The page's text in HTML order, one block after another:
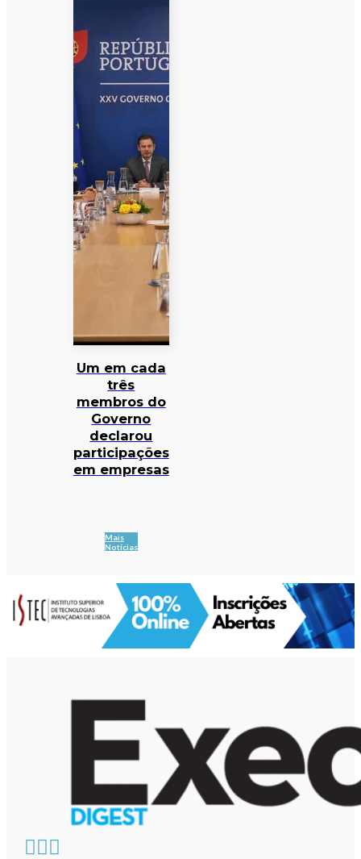
Um em cada
três
membros do
Governo
declarou
participações
em empresas
Mais
Notícias